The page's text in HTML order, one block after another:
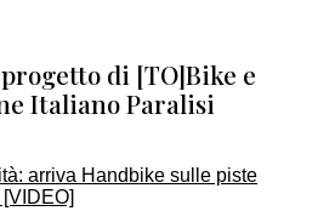
di [TO]Bike e
Italiano Paralisi